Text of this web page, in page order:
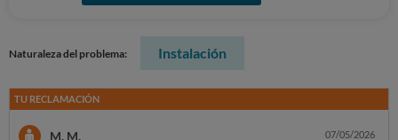
Naturaleza del problema: Instalación
TU RECLAMACIÓN
M. M. 07/05/2026